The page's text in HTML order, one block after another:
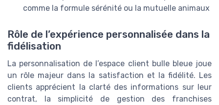
comme la formule sérénité ou la mutuelle animaux
Rôle de l’expérience personnalisée dans la
fidélisation
La personnalisation de l’espace client bulle bleue joue
un rôle majeur dans la satisfaction et la fidélité. Les
clients apprécient la clarté des informations sur leur
contrat, la simplicité de gestion des franchises